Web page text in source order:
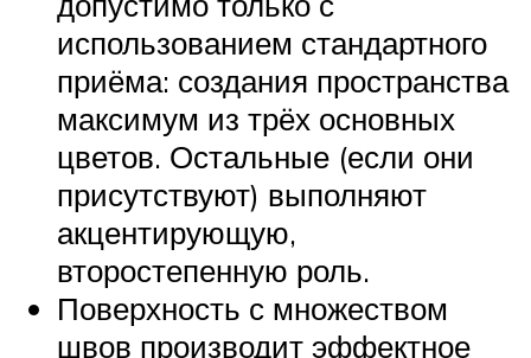
использованием стандартного
приёма: создания пространства
максимум из трёх основных
цветов. Остальные (если они
присутствуют) выполняют
акцентирующую,
второстепенную роль.
Поверхность с множеством
швов производит эффектное